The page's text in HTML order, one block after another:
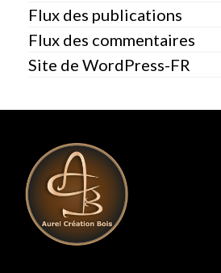
Flux des publications
Flux des commentaires
Site de WordPress-FR